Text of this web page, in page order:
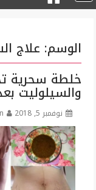
الوسم: علاج
خلطة سحرية
والسيلوليت
نوفمبر 5, 2018